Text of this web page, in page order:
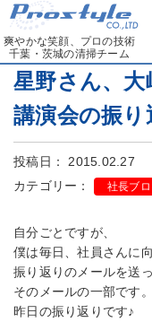
爽やかな笑顔、プロの技術
千葉・茨城の清掃チーム
星野さん、
講演会の振
投稿日： 2015.02.27
カテゴリー：
社長ブ
自分ごとですが、
僕は毎日、社員さんに
振り返りのメールを送っ
そのメールの一部です。
昨日の振り返りです♪